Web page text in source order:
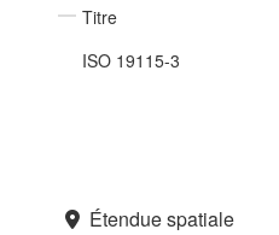
Titre
ISO 19115-3
Étendue spatiale